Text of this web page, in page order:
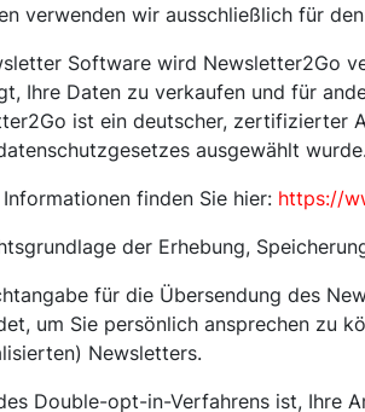
verwenden wir ausschließlich für
Software wird Newsletter2Go
Ihre Daten zu verkaufen und für
ist ein deutscher, zertifizierter
ausgewählt wurde.
finden Sie hier: https://
der Erhebung,
für die Übersendung des
um Sie persönlich ansprechen zu
Newsletters.
Double-opt-in-Verfahrens ist, Ihre